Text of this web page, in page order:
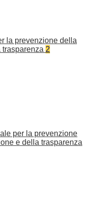
la prevenzione della
2
per la prevenzione
e della trasparenza